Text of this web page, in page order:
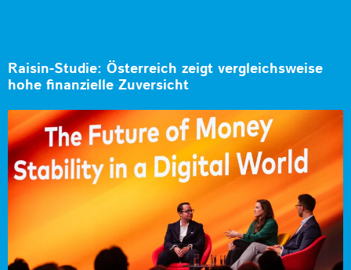
Raisin-Studie: Österreich zeigt vergleichsweise
hohe finanzielle Zuversicht